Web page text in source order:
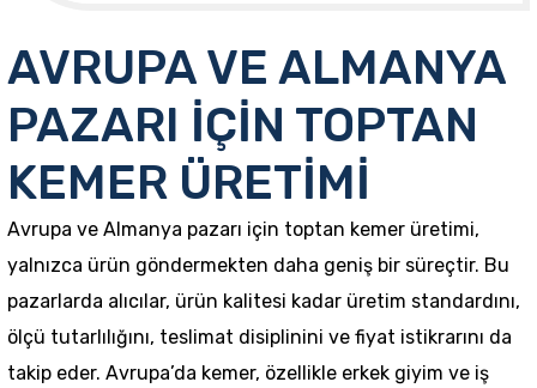
AVRUPA VE ALMANYA
PAZARI İÇİN TOPTAN
KEMER ÜRETİMİ
Avrupa ve Almanya pazarı için toptan kemer üretimi,
yalnızca ürün göndermekten daha geniş bir süreçtir. Bu
pazarlarda alıcılar, ürün kalitesi kadar üretim standardını,
ölçü tutarlılığını, teslimat disiplinini ve fiyat istikrarını da
takip eder. Avrupa’da kemer, özellikle erkek giyim ve iş